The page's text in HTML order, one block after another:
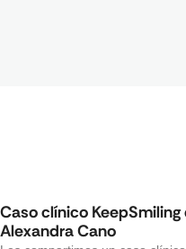
Caso clínico
Alexandra Cano